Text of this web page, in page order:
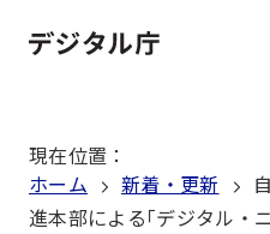
文
動
現在位置 ：
ホーム
新着・更新
進本部による｢デジタル・